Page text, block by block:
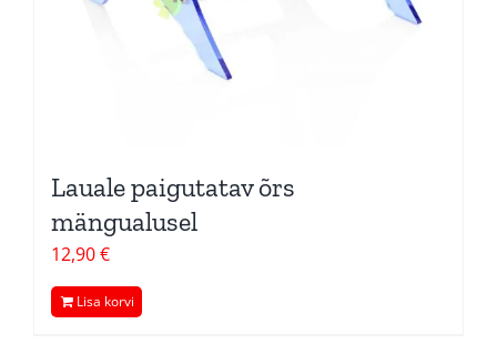
Lauale paigutatav õrs
mängualusel
12,90€
Lisa korvi